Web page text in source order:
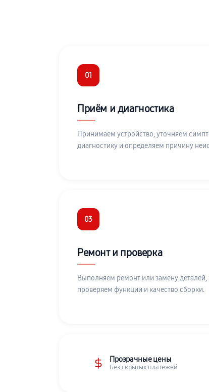
01
Приём и диагностика
Принимаем устройство, уточняем
диагностику и определяем причину
03
Ремонт и проверка
Выполняем ремонт или замену деталей,
проверяем функции и качество сборки.
Прозрачные цены
Без скрытых платежей